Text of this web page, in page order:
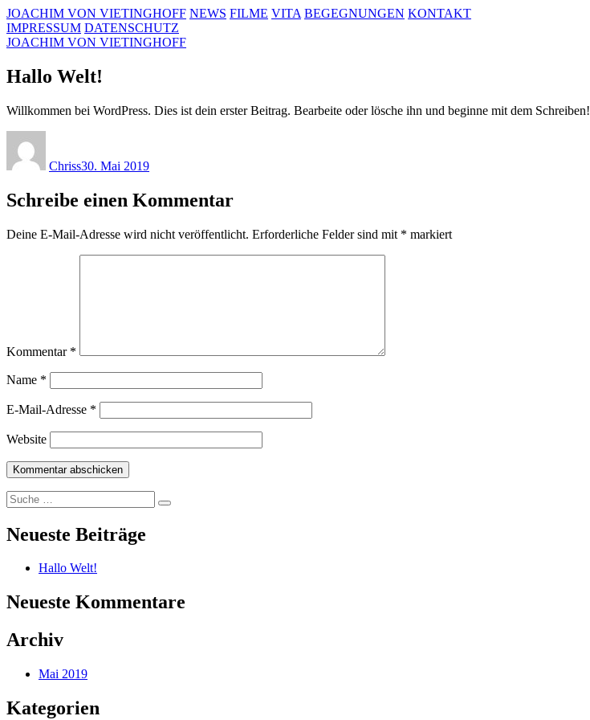
Zum
Inhalt
springen
JOACHIM VON VIETINGHOFF NEWS FILME VITA BEGEGNUNGEN KONTAKT
IMPRESSUM DATENSCHUTZ
JOACHIM VON VIETINGHOFF
Hallo Welt!
Willkommen bei WordPress. Dies ist dein erster Beitrag. Bearbeite oder lösche ihn und beginne mit dem Schreiben!
Chriss30. Mai 2019
Schreibe einen Kommentar
Deine E-Mail-Adresse wird nicht veröffentlicht. Erforderliche Felder sind mit * markiert
Kommentar *
Name *
E-Mail-Adresse *
Website
Suche
nach:
Suchen
Neueste Beiträge
Hallo Welt!
Neueste Kommentare
Archiv
Mai 2019
Kategorien